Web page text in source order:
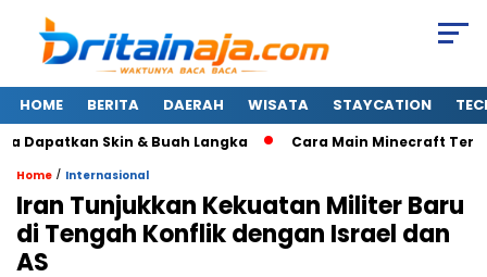
HOME BERITA DAERAH WISATA STAYCATION
Skin & Buah Langka Cara Main Minecraft Terbaru:
Home / Internasional
Iran Tunjukkan Kekuatan Militer Baru
di Tengah Konflik dengan Israel dan
AS